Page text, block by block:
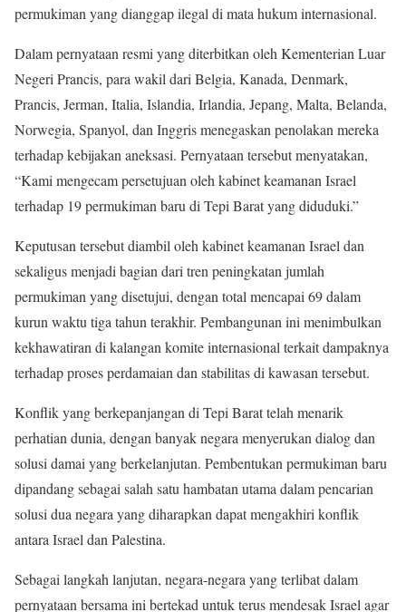
permukiman yang dianggap ilegal di mata hukum internasional.
Dalam pernyataan resmi yang diterbitkan oleh Kementerian Luar
Negeri Prancis, para wakil dari Belgia, Kanada, Denmark,
Prancis, Jerman, Italia, Islandia, Irlandia, Jepang, Malta, Belanda,
Norwegia, Spanyol, dan Inggris menegaskan penolakan mereka
terhadap kebijakan aneksasi. Pernyataan tersebut menyatakan,
“Kami mengecam persetujuan oleh kabinet keamanan Israel
terhadap 19 permukiman baru di Tepi Barat yang diduduki.”
Keputusan tersebut diambil oleh kabinet keamanan Israel dan
sekaligus menjadi bagian dari tren peningkatan jumlah
permukiman yang disetujui, dengan total mencapai 69 dalam
kurun waktu tiga tahun terakhir. Pembangunan ini menimbulkan
kekhawatiran di kalangan komite internasional terkait dampaknya
terhadap proses perdamaian dan stabilitas di kawasan tersebut.
Konflik yang berkepanjangan di Tepi Barat telah menarik
perhatian dunia, dengan banyak negara menyerukan dialog dan
solusi damai yang berkelanjutan. Pembentukan permukiman baru
dipandang sebagai salah satu hambatan utama dalam pencarian
solusi dua negara yang diharapkan dapat mengakhiri konflik
antara Israel dan Palestina.
Sebagai langkah lanjutan, negara-negara yang terlibat dalam
pernyataan bersama ini bertekad untuk terus mendesak Israel agar